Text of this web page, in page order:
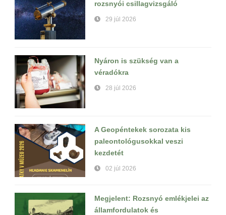
rozsnyói csillagvizsgáló
29 júl 2026
Nyáron is szükség van a
véradókra
28 júl 2026
A Geopéntekek sorozata kis
paleontológusokkal veszi
kezdetét
02 júl 2026
Megjelent: Rozsnyó emlékjelei az
államfordulatok és